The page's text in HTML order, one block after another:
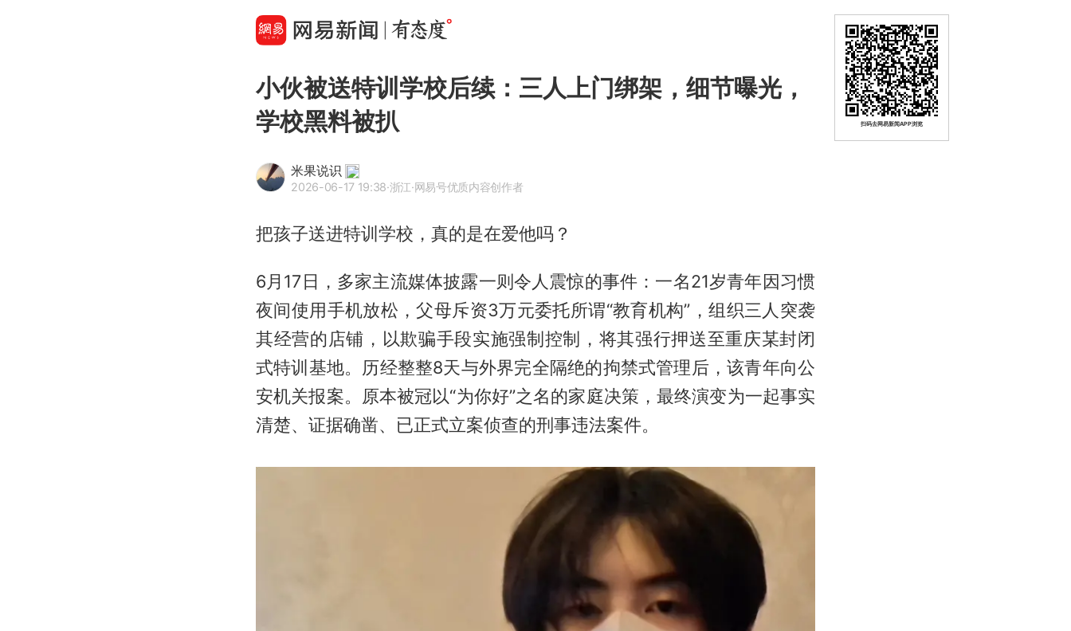
小伙被送特训学校后续：三人上门绑架，细节曝光，
学校黑料被扒
米果说识
2026-06-17 19:38·浙江·网易号优质内容创作者
把孩子送进特训学校，真的是在爱他吗？
6月17日，多家主流媒体披露一则令人震惊的事件：一名21岁青年因习惯
夜间使用手机放松，父母斥资3万元委托所谓“教育机构”，组织三人突袭
其经营的店铺，以欺骗手段实施强制控制，将其强行押送至重庆某封闭
式特训基地。历经整整8天与外界完全隔绝的拘禁式管理后，该青年向公
安机关报案。原本被冠以“为你好”之名的家庭决策，最终演变为一起事实
清楚、证据确凿、已正式立案侦查的刑事违法案件。
扫码去网易新闻APP浏览